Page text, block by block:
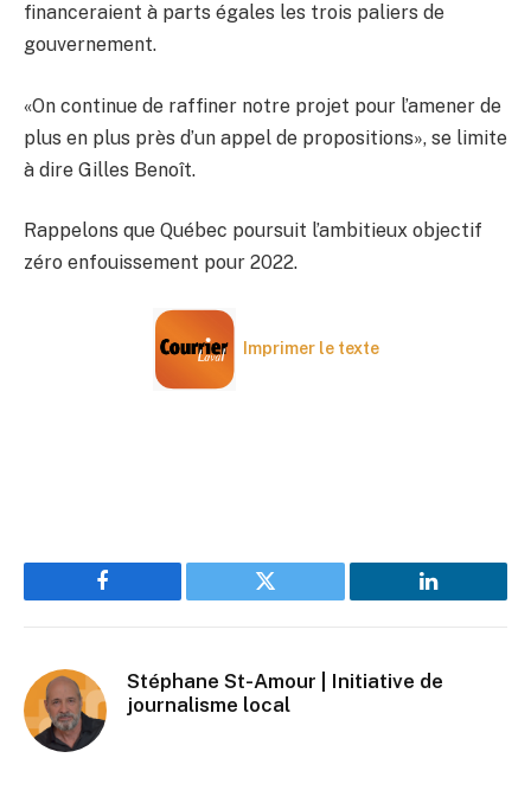
financeraient à parts égales les trois paliers de
gouvernement.
«On continue de raffiner notre projet pour l’amener de
plus en plus près d’un appel de propositions», se limite
à dire Gilles Benoît.
Rappelons que Québec poursuit l’ambitieux objectif
zéro enfouissement pour 2022.
Imprimer le texte
Facebook Twitter LinkedIn
Stéphane St-Amour | Initiative de
journalisme local